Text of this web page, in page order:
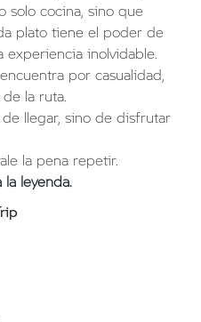
solo cocina, sino que
plato tiene el poder de
experiencia inolvidable.
por casualidad,
la ruta.
llegar, sino de disfrutar
la pena repetir.
leyenda.